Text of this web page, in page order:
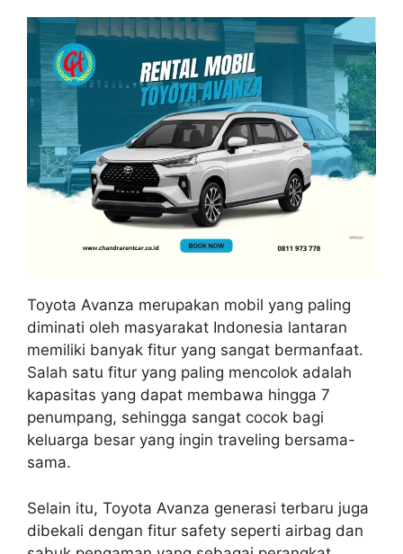
Toyota Avanza merupakan mobil yang paling
diminati oleh masyarakat Indonesia lantaran
memiliki banyak fitur yang sangat bermanfaat.
Salah satu fitur yang paling mencolok adalah
kapasitas yang dapat membawa hingga 7
penumpang, sehingga sangat cocok bagi
keluarga besar yang ingin traveling bersama-
sama.
Selain itu, Toyota Avanza generasi terbaru juga
dibekali dengan fitur safety seperti airbag dan